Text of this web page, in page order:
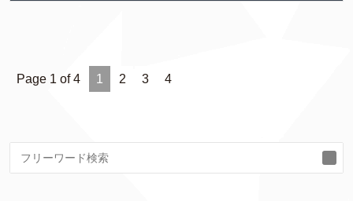
Page 1 of 4 1 2 3 4